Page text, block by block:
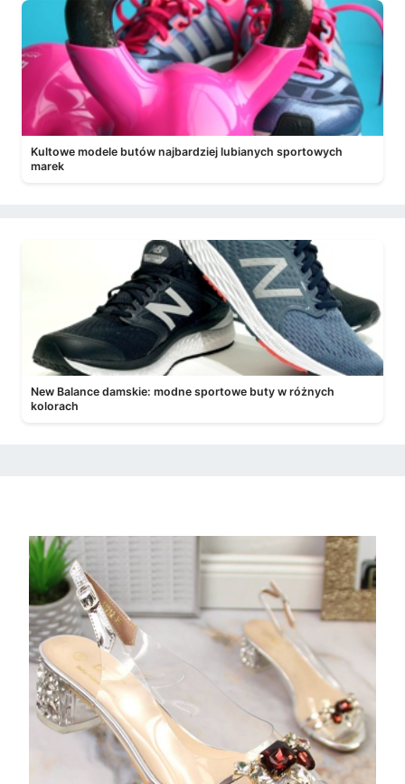
Kultowe modele butów najbardziej lubianych sportowych
marek
New Balance damskie: modne sportowe buty w różnych
kolorach